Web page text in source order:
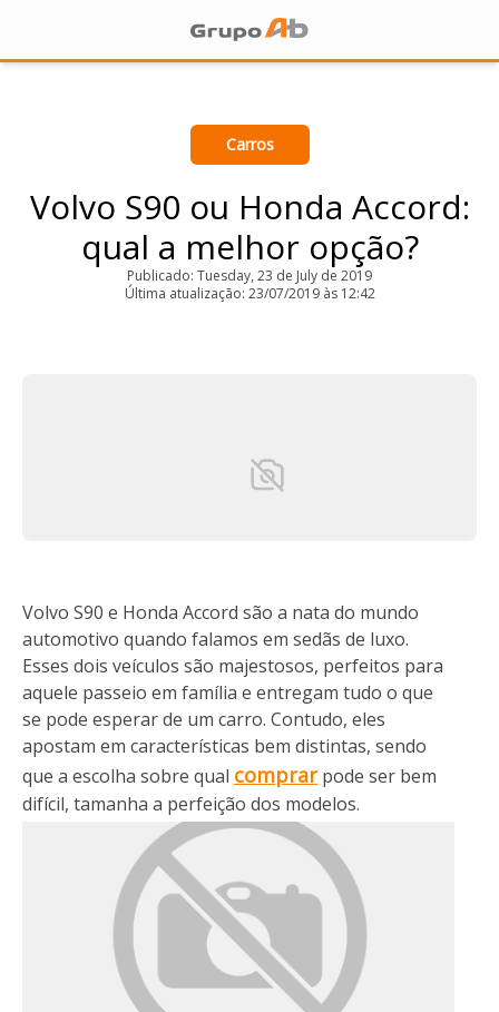
Carros
Volvo S90 ou Honda Accord:
qual a melhor opção?
Publicado: Tuesday, 23 de July de 2019
Última atualização: 23/07/2019 às 12:42
Volvo S90 e Honda Accord são a nata do mundo
automotivo quando falamos em sedãs de luxo.
Esses dois veículos são majestosos, perfeitos para
aquele passeio em família e entregam tudo o que
se pode esperar de um carro. Contudo, eles
apostam em características bem distintas, sendo
que a escolha sobre qual comprarpode ser bem
difícil, tamanha a perfeição dos modelos.